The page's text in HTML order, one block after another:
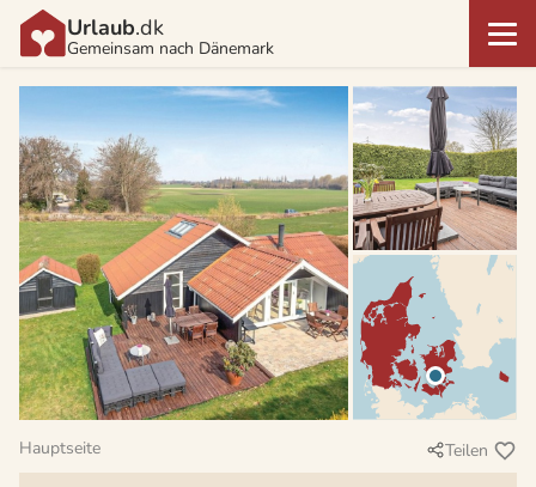
Urlaub.dk
Gemeinsam nach Dänemark
Hauptseite Teilen